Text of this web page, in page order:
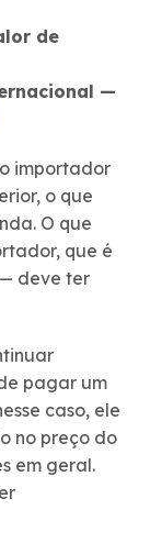
de
—
importador
o que
O que
que é
deve ter
pagar um
caso, ele
no preço do
em geral.